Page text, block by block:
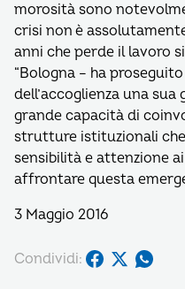
morosità sono
crisi non è
anni che perde il lavoro
“Bologna – ha
dell’accoglienza una
grande capacità di
strutture istituzionali
sensibilità e attenzione
affrontare questa
3 Maggio 2016
Condividi: